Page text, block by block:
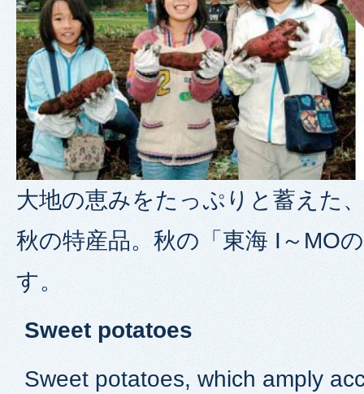
大地の恵みをたっぷりと蓄えた
秋の特産品。秋の「東海 I～MO
す。
Sweet potatoes
Sweet potatoes, which amply